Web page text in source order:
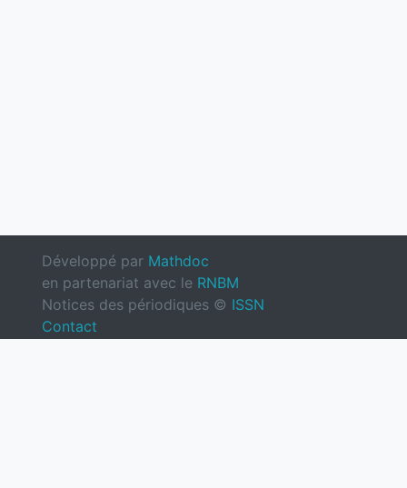
Développé par Mathdoc
en partenariat avec le RNBM
Notices des périodiques © ISSN
Contact